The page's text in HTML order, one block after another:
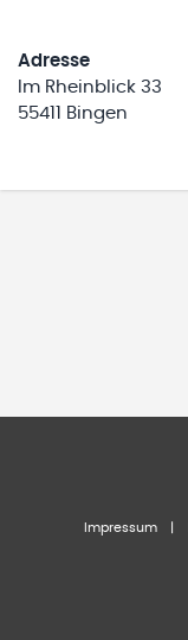
Adresse
Im Rheinblick 33
55411 Bingen
Impressum